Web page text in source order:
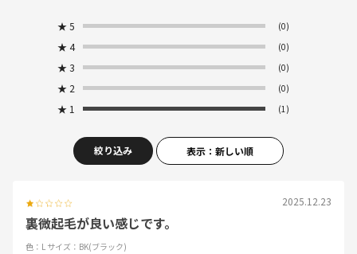
★ 5 (0)
★ 4 (0)
★ 3 (0)
★ 2 (0)
★ 1 (1)
絞り込み 表示：新しい順
2025.12.23
裏微起毛が良い感じです。
色：L サイズ：BK(ブラック)